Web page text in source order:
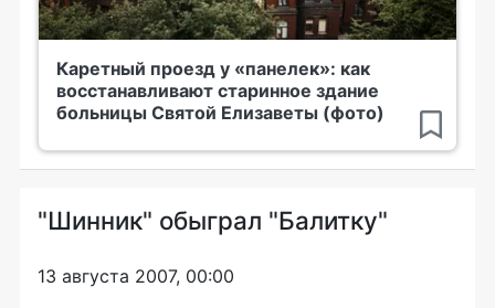
Каретный проезд у «панелек»: как
восстанавливают старинное здание
больницы Святой Елизаветы (фото)
"Шинник" обыграл "Балитку"
13 августа 2007, 00:00